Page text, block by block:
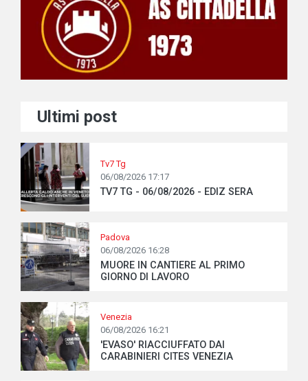
Ultimi post
Tv7 Tg
06/08/2026 17:17
TV7 TG - 06/08/2026 - EDIZ SERA
Padova
06/08/2026 16:28
MUORE IN CANTIERE AL PRIMO
GIORNO DI LAVORO
Venezia
06/08/2026 16:21
'EVASO' RIACCIUFFATO DAI
CARABINIERI CITES VENEZIA